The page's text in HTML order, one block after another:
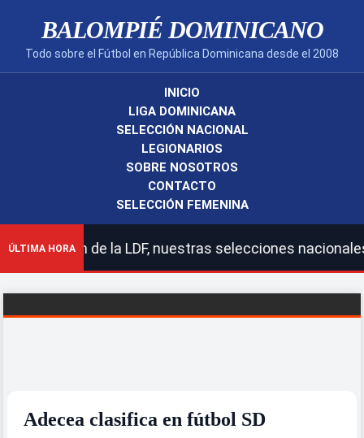
BALOMPIÉ DOMINICANO
Todo sobre el Fútbol en República Dominicana desde el 2008
INICIO
LIGA DOMINICANA
SELECCIÓN NACIONAL
LEGIONARIOS
SOBRE NOSOTROS
CONTACTO
SELECCIÓN FEMENINA
ÚLTIMA HORA
de la LDF, nuestras selecciones nacionales y
Adecea clasifica en fútbol SD